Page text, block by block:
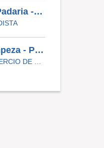
Atendente De Padaria - Temporário (Alto Da XV)
Auxiliar De Limpeza - Paulinia